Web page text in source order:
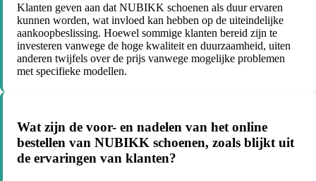
Klanten geven aan dat NUBIKK schoenen als duur ervaren
kunnen worden, wat invloed kan hebben op de uiteindelijke
aankoopbeslissing. Hoewel sommige klanten bereid zijn te
investeren vanwege de hoge kwaliteit en duurzaamheid, uiten
anderen twijfels over de prijs vanwege mogelijke problemen
met specifieke modellen.
Wat zijn de voor- en nadelen van het online
bestellen van NUBIKK schoenen, zoals blijkt uit
de ervaringen van klanten?